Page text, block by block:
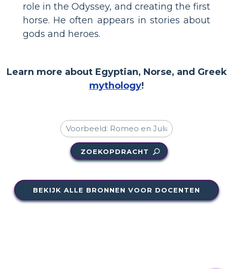
role in the Odyssey, and creating the first
horse. He often appears in stories about
gods and heroes.
Learn more about Egyptian, Norse, and Greek
mythology!
ZOEKOPDRACHT
BEKIJK ALLE BRONNEN VOOR DOCENTEN